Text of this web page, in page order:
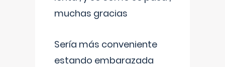
muchas gracias
Sería más conveniente
estando embarazada